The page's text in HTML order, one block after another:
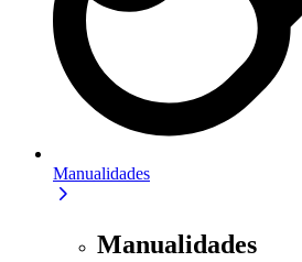
Manualidades
Manualidades